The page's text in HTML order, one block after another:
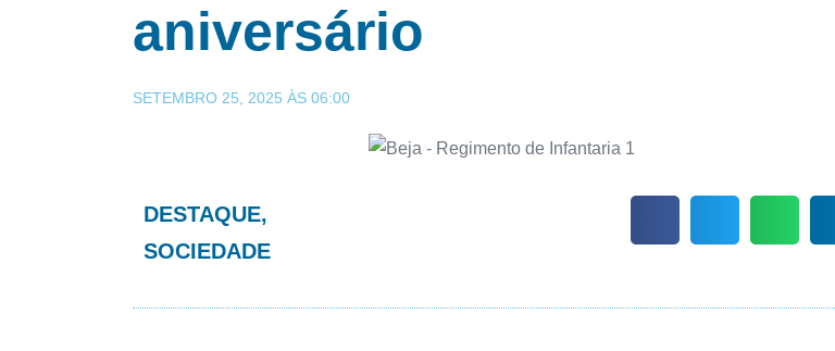
aniversário
SETEMBRO 25, 2025 ÀS 06:00
DESTAQUE,
SOCIEDADE